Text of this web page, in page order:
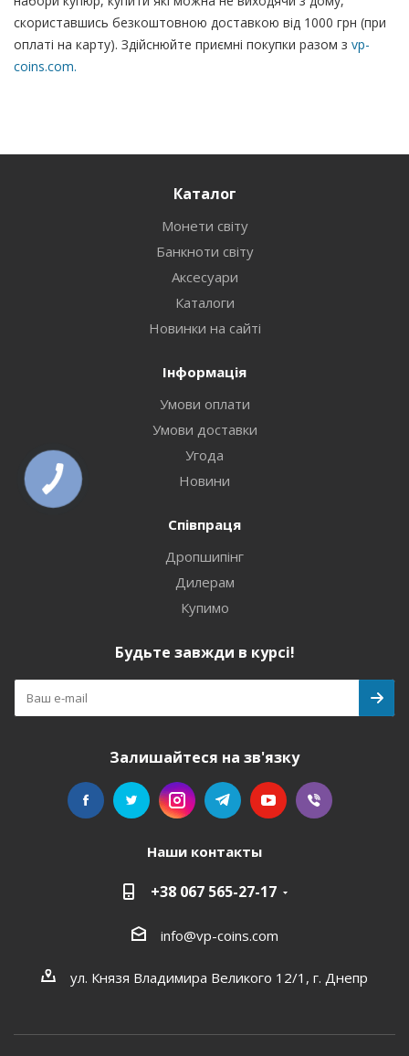
скориставшись безкоштовною доставкою від 1000 грн (при
оплаті на карту). Здійснюйте приємні покупки разом з vp-
coins.com.
Каталог
Монети світу
Банкноти світу
Аксесуари
Каталоги
Новинки на сайті
Інформація
Умови оплати
Умови доставки
Угода
Новини
Співпраця
Дропшипінг
Дилерам
Купимо
Будьте завжди в курсі!
Залишайтеся на зв'язку
Наши контакты
+38 067 565-27-17
info@vp-coins.com
ул. Князя Владимира Великого 12/1, г. Днепр